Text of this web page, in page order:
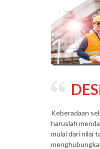
Keberadaan
haruslah
mulai dari nilai